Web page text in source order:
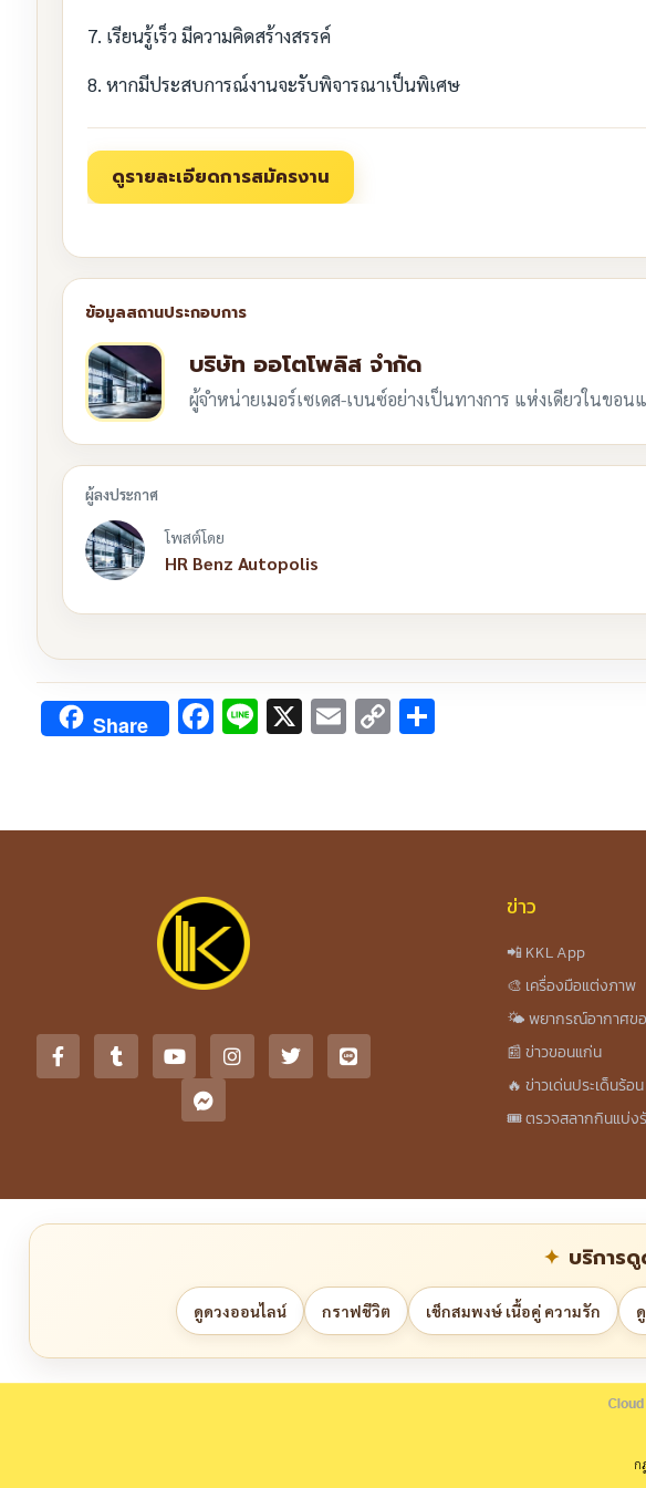
7. เรียนรู้เร็ว มีความคิดสร้างสรรค์
8. หากมีประสบการณ์งานจะรับพิจารณาเป็นพิเศษ
บริษัท ออโตโพลิส จำกัด
ผู้จำหน่ายเมอร์เซเดส-เบนซ์อย่างเป็นทางการ แห่งเดียวในขอน
โพสต์โดย
HR Benz Autopolis
Share Facebook
Line
X Email
Copy
ข่าว
📲 KKL App
🎨 เครื่องมือแต่งภาพ
🌤️ พยากรณ์อากาศข
📰 ข่าวขอนแก่น
🔥 ข่าวเด่นประเด็นร้อน
🎟️ ตรวจสลากกินแบ่ง
บริการ
ดูดวงออนไลน์ กราฟชีวิต เช็กสมพงษ์ เนื้อคู่ ความรัก
ก